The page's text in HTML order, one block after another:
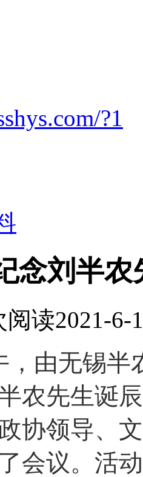
?1
念刘半
阅读2021-6-
，由无锡
农先生诞
协领导、
会议。活